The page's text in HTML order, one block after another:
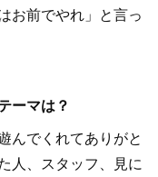
お前でやれ」と言っ
ーマは？
んでくれてありがと
人、スタッフ、見に